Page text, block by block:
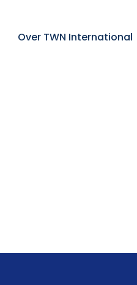
Over TWN International